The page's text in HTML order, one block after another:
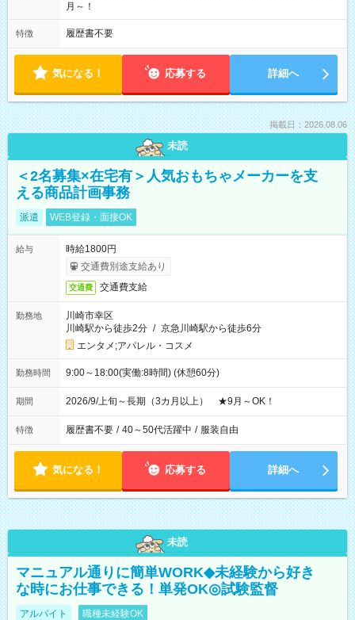
月～！
特徴 履歴書不要
気になる！ 応募する 詳細へ
掲載日：2026.08.06
未読
＜2名募集×在宅有＞人気おもちゃメーカーを支
える商品計画事務
派遣 WEB登録・面接OK
給与
時給1800円
交通費別途支給あり
交通費 交通費支給
勤務地
川崎市幸区
川崎駅から徒歩2分 / 京急川崎駅から徒歩6分
エンタメ;アパレル・コスメ
勤務時間 9:00～18:00(実働:8時間) (休憩60分)
期間 2026/9/上旬～長期（3カ月以上） ★9月～OK！
特徴 履歴書不要 / 40～50代活躍中 / 服装自由
気になる！ 応募する 詳細へ
未読
マニュアル通りに簡単WORK◆未経験から好き
な時にお仕事できる！単発OK◎試験監督
アルバイト 職種未経験OK